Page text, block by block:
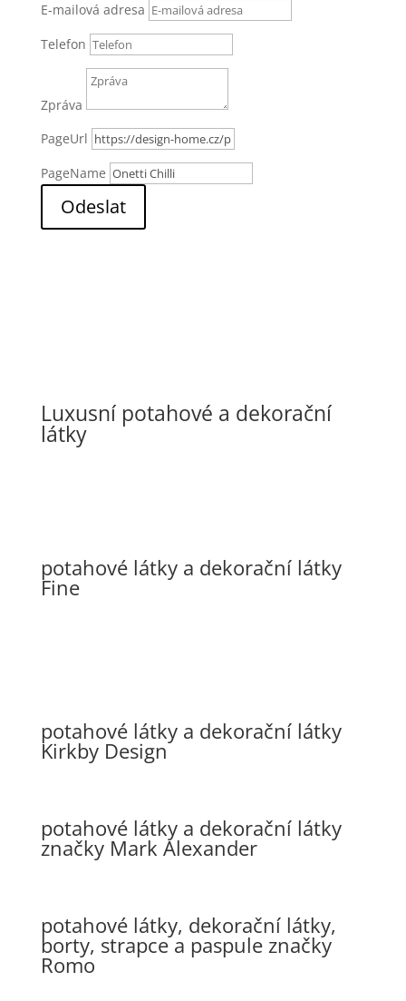
E-mailová adresa
Telefon
Zpráva
PageUrl
PageName
Odeslat
Luxusní potahové a dekorační
látky
potahové látky a dekorační látky
Fine
potahové látky a dekorační látky
Kirkby Design
potahové látky a dekorační látky
značky Mark Alexander
potahové látky, dekorační látky,
borty, strapce a paspule značky
Romo